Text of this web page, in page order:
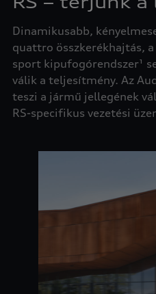
Dinamikusabb,
quattro összkerékhajtás, a
sport kipufogórendszer¹
válik a teljesítmény. Az
teszi a jármű jellegének
RS-specifikus vezetési